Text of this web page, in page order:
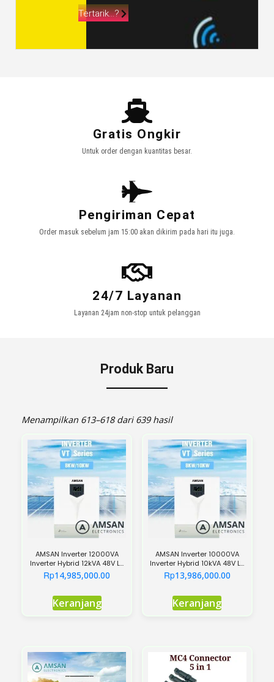
Tertarik...?
Gratis Ongkir
Untuk order dengan kuantitas besar.
Pengiriman Cepat
Order masuk sebelum jam 15:00 akan dikirim pada hari itu juga.
24/7 Layanan
Layanan 24jam non-stop untuk pelanggan
Produk Baru
Menampilkan 613–618 dari 639 hasil
AMSAN Inverter 12000VA
Inverter Hybrid 12kVA 48V LF
PSW MPPT 120A VT Series
Rp14,985,000.00
Keranjang
AMSAN Inverter 10000VA
Inverter Hybrid 10kVA 48V LF
PSW MPPT 120A VT Series
Rp13,986,000.00
Keranjang